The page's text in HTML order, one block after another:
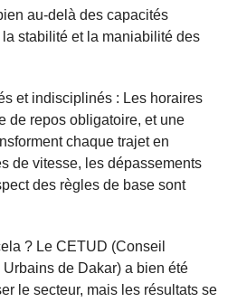
au-delà des capacités
la stabilité et la maniabilité des
et indisciplinés : Les horaires
de repos obligatoire, et une
chaque trajet en
de vitesse, les dépassements
des règles de base sont
? Le CETUD (Conseil
de Dakar) a bien été
le secteur, mais les résultats se